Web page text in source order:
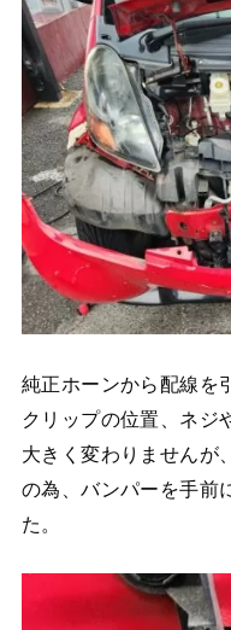
純正ホーンから配線を
クリップの位置、ネジ
大きく変わりませんが
の為、バンパーを手前
た。